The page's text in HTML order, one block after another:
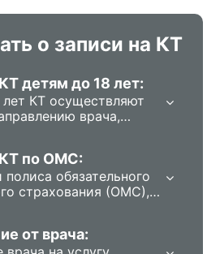
о записи на КТ
детям до 18 лет:
КТ осуществляют
врача,
в
родителя или
представителя.
по ОМС:
обязательного
страхования (ОМС),
бесплатно. Для этого
от врача: